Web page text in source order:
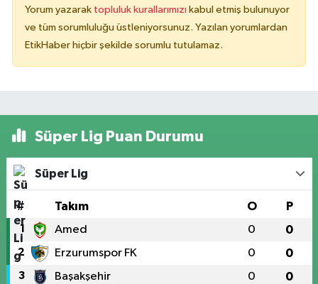
Yorum yazarak topluluk kurallarımızı kabul etmiş bulunuyor
ve tüm sorumluluğu üstleniyorsunuz. Yazılan yorumlardan
EtikHaber hiçbir şekilde sorumlu tutulamaz.
Süper Lig Puan Durumu
Süper Lig
# Takım O P
1 Amed 0 0
2 Erzurumspor FK 0 0
3 Başakşehir 0 0